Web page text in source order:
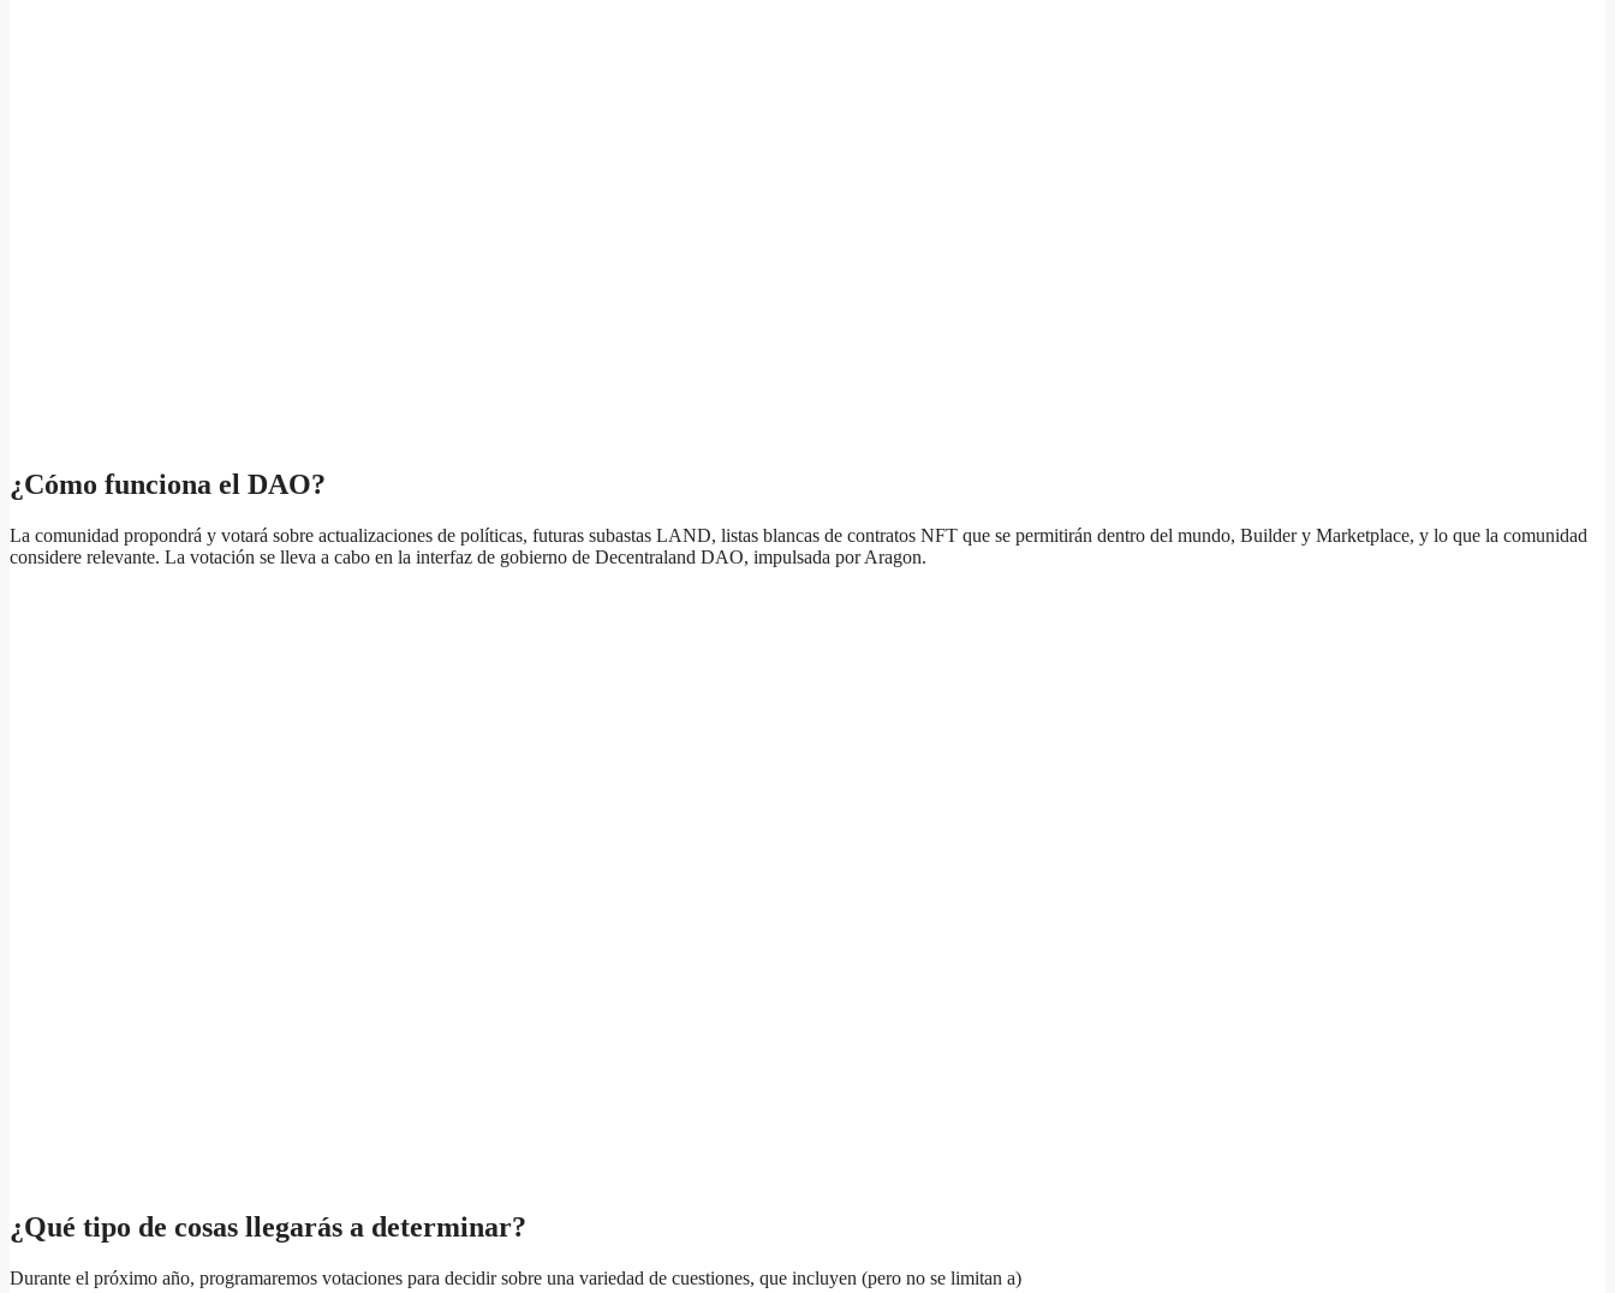
¿Cómo funciona el DAO?
La comunidad propondrá y votará sobre actualizaciones de políticas, futuras subastas LAND, listas blancas de contratos NFT que se permitirán dentro del mundo, Builder y Marketplace, y lo que la comunidad
considere relevante. La votación se lleva a cabo en la interfaz de gobierno de Decentraland DAO, impulsada por Aragon.
¿Qué tipo de cosas llegarás a determinar?
Durante el próximo año, programaremos votaciones para decidir sobre una variedad de cuestiones, que incluyen (pero no se limitan a)